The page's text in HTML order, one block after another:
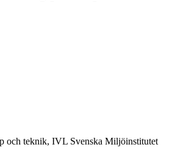
och teknik, IVL Svenska Miljöinstitutet